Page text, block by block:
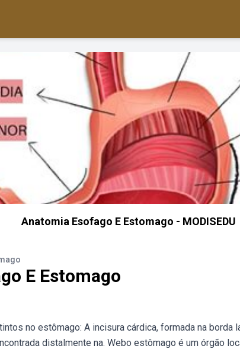
Anatomia Esofago E Estomago - MODISEDU
E Estomago
no estômago: A incisura cárdica, formada na borda
distalmente na. Webo estômago é um órgão